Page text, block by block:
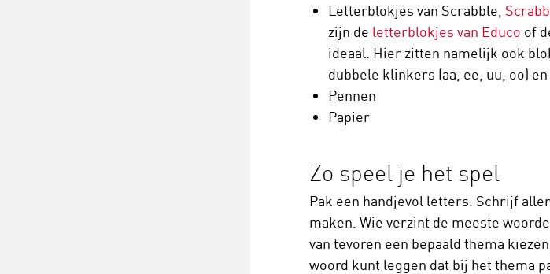
Letterblokjes van Scrabble,
zijn de letterblokjes van Educo of
ideaal. Hier zitten namelijk ook
dubbele klinkers (aa, ee, uu, oo) en
Pennen
Papier
Zo speel je het spel
Pak een handjevol letters. Schrijf
maken. Wie verzint de meeste
van tevoren een bepaald thema
woord kunt leggen dat bij het thema